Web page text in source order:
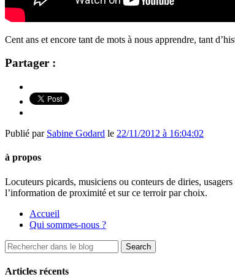
Cent ans et encore tant de mots à nous apprendre, tant
Partager :
Publié par Sabine Godard le 22/11/2012 à 16:04:02
à propos
Locuteurs picards, musiciens ou conteurs de diries,
l’information de proximité et sur ce terroir par choix.
Accueil
Qui sommes-nous ?
Articles récents